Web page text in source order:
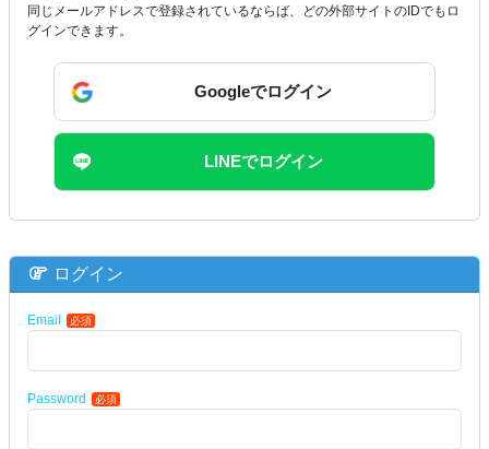
同じメールアドレスで登録されているならば、どの外部サイトのIDでもロ
グインできます。
Googleでログイン
LINEでログイン
ログイン
Email 必須
Password 必須